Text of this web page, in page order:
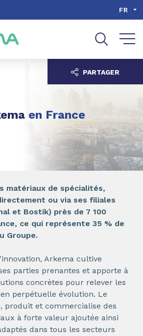
FR
en France
PARTAGER
matériaux de spécialités,
ou via ses filiales
et Bostik) près de 7 100
ce qui représente 35 % de
Groupe.
Arkema cultive
parties prenantes et apporte à
concrètes pour relever les
perpétuelle évolution. Le
produit et commercialise des
à forte valeur ajoutée ainsi
dans tous les secteurs